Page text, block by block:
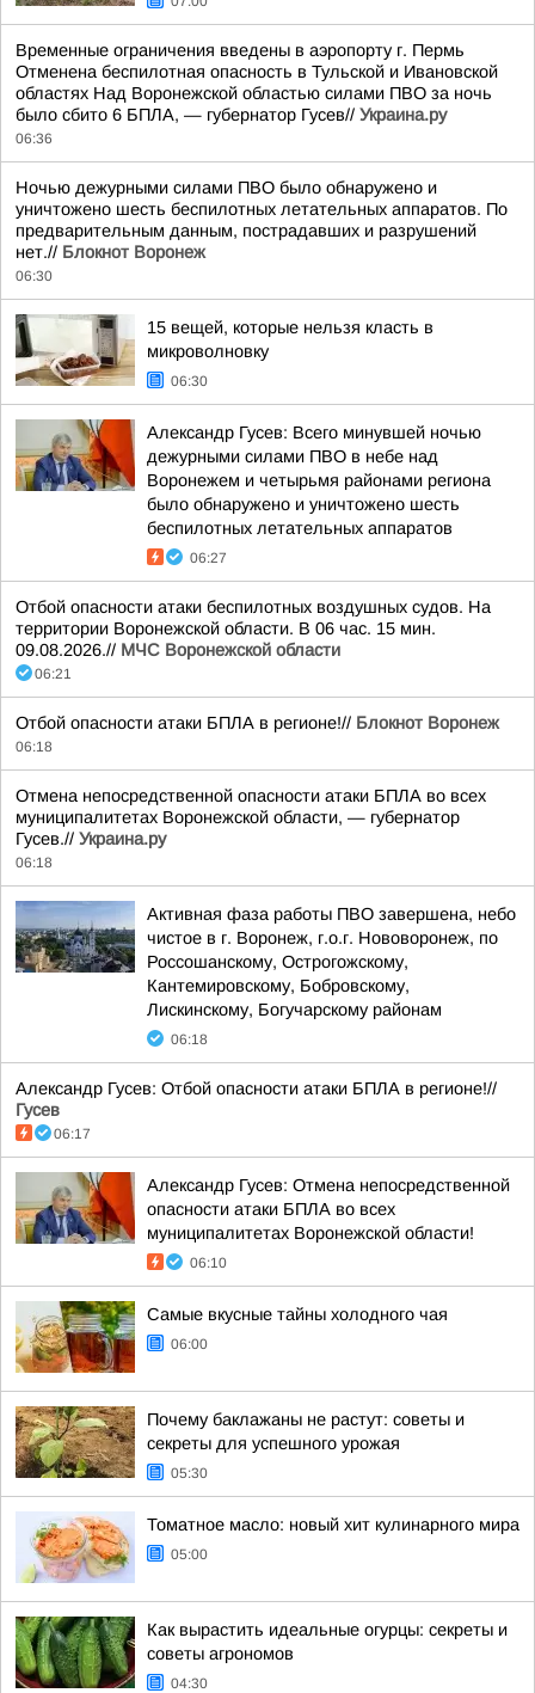
Временные ограничения введены в аэропорту г. Пермь
Отменена беспилотная опасность в Тульской и Ивановской
областях Над Воронежской областью силами ПВО за ночь
было сбито 6 БПЛА, — губернатор Гусев// Украина.ру
06:36
Ночью дежурными силами ПВО было обнаружено и
уничтожено шесть беспилотных летательных аппаратов. По
предварительным данным, пострадавших и разрушений
нет.// Блокнот Воронеж
06:30
15 вещей, которые нельзя класть в
микроволновку
06:30
Александр Гусев: Всего минувшей ночью
дежурными силами ПВО в небе над
Воронежем и четырьмя районами региона
было обнаружено и уничтожено шесть
беспилотных летательных аппаратов
06:27
Отбой опасности атаки беспилотных воздушных судов. На
территории Воронежской области. В 06 час. 15 мин.
09.08.2026.// МЧС Воронежской области
06:21
Отбой опасности атаки БПЛА в регионе!// Блокнот Воронеж
06:18
Отмена непосредственной опасности атаки БПЛА во всех
муниципалитетах Воронежской области, — губернатор
Гусев.// Украина.ру
06:18
Активная фаза работы ПВО завершена, небо
чистое в г. Воронеж, г.о.г. Нововоронеж, по
Россошанскому, Острогожскому,
Кантемировскому, Бобровскому,
Лискинскому, Богучарскому районам
06:18
Александр Гусев: Отбой опасности атаки БПЛА в регионе!//
Гусев
06:17
Александр Гусев: Отмена непосредственной
опасности атаки БПЛА во всех
муниципалитетах Воронежской области!
06:10
Самые вкусные тайны холодного чая
06:00
Почему баклажаны не растут: советы и
секреты для успешного урожая
05:30
Томатное масло: новый хит кулинарного мира
05:00
Как вырастить идеальные огурцы: секреты и
советы агрономов
04:30